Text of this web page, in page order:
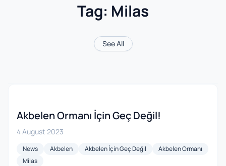
Tag: Milas
See All
Akbelen Ormanı İçin Geç Değil!
4 August 2023
News Akbelen Akbelen İçin Geç Değil
Akbelen Ormanı
Milas